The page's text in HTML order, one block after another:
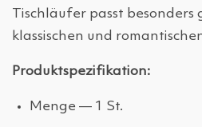
Tischläufer passt besonders
klassischen und
Produktspezifikation:
Menge — 1 St.